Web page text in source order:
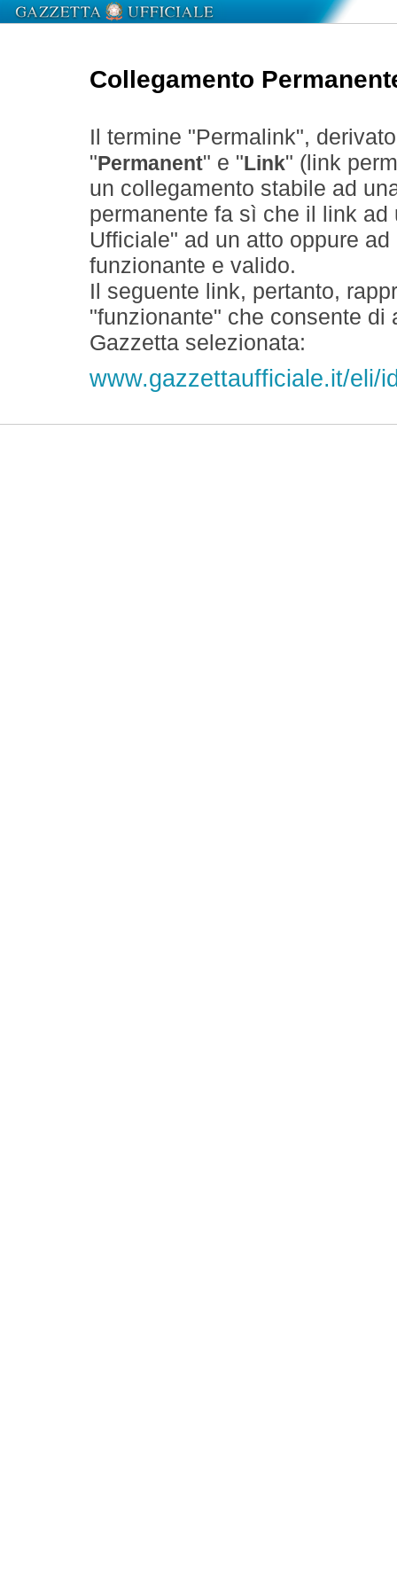
Collegamento
Il termine "Permalink",
" Permanent" e " Link" (link
un collegamento stabile ad
permanente fa sì che il link
Ufficiale" ad un atto oppure
funzionante e valido.
Il seguente link, pertanto,
"funzionante" che consente
Gazzetta selezionata:
www.gazzettaufficiale.it/eli/